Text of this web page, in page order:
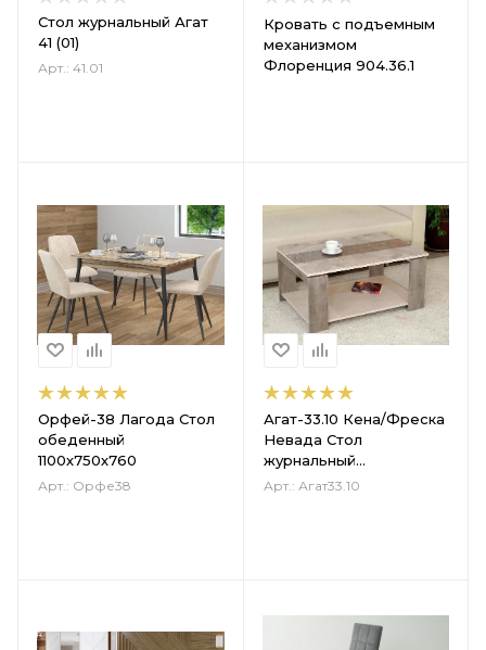
Стол журнальный Агат
41 (01)
Арт.: 41.01
Кровать с подъемным
механизмом
Флоренция 904.36.1
Орфей-38 Лагода Стол
обеденный
1100х750х760
Арт.: Орфе38
Агат-33.10 Кена/Фреска
Невада Стол
журнальный
900х600х450
Арт.: Агат33.10